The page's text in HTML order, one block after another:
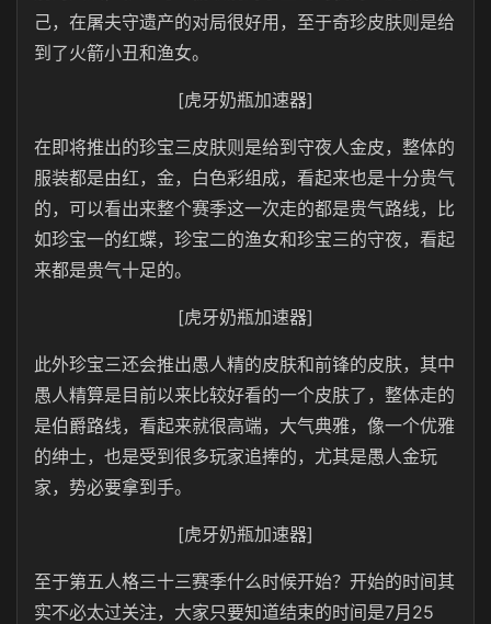
己，在屠夫守遗产的对局很好用，至于奇珍皮肤则是给
到了火箭小丑和渔女。
[虎牙奶瓶加速器]
在即将推出的珍宝三皮肤则是给到守夜人金皮，整体的
服装都是由红，金，白色彩组成，看起来也是十分贵气
的，可以看出来整个赛季这一次走的都是贵气路线，比
如珍宝一的红蝶，珍宝二的渔女和珍宝三的守夜，看起
来都是贵气十足的。
[虎牙奶瓶加速器]
此外珍宝三还会推出愚人精的皮肤和前锋的皮肤，其中
愚人精算是目前以来比较好看的一个皮肤了，整体走的
是伯爵路线，看起来就很高端，大气典雅，像一个优雅
的绅士，也是受到很多玩家追捧的，尤其是愚人金玩
家，势必要拿到手。
[虎牙奶瓶加速器]
至于第五人格三十三赛季什么时候开始？开始的时间其
实不必太过关注，大家只要知道结束的时间是7月25